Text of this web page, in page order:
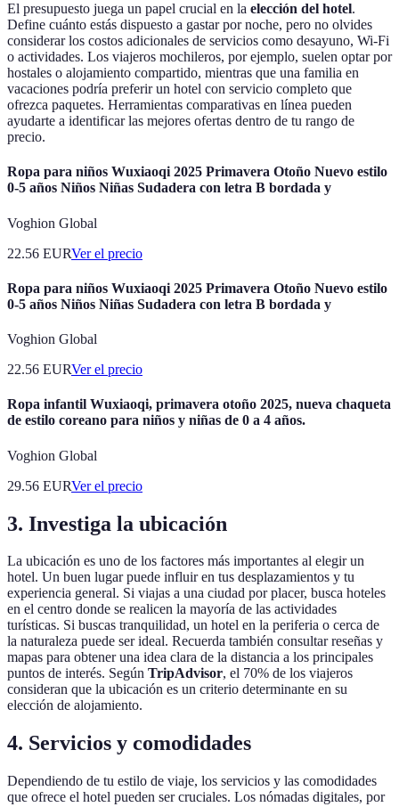
El presupuesto juega un papel crucial en la elección del hotel.
Define cuánto estás dispuesto a gastar por noche, pero no olvides
considerar los costos adicionales de servicios como desayuno, Wi-Fi
o actividades. Los viajeros mochileros, por ejemplo, suelen optar por
hostales o alojamiento compartido, mientras que una familia en
vacaciones podría preferir un hotel con servicio completo que
ofrezca paquetes. Herramientas comparativas en línea pueden
ayudarte a identificar las mejores ofertas dentro de tu rango de
precio.
Ropa para niños Wuxiaoqi 2025 Primavera Otoño Nuevo estilo
0-5 años Niños Niñas Sudadera con letra B bordada y
Voghion Global
22.56 EURVer el precio
Ropa para niños Wuxiaoqi 2025 Primavera Otoño Nuevo estilo
0-5 años Niños Niñas Sudadera con letra B bordada y
Voghion Global
22.56 EURVer el precio
Ropa infantil Wuxiaoqi, primavera otoño 2025, nueva chaqueta
de estilo coreano para niños y niñas de 0 a 4 años.
Voghion Global
29.56 EURVer el precio
3. Investiga la ubicación
La ubicación es uno de los factores más importantes al elegir un
hotel. Un buen lugar puede influir en tus desplazamientos y tu
experiencia general. Si viajas a una ciudad por placer, busca hoteles
en el centro donde se realicen la mayoría de las actividades
turísticas. Si buscas tranquilidad, un hotel en la periferia o cerca de
la naturaleza puede ser ideal. Recuerda también consultar reseñas y
mapas para obtener una idea clara de la distancia a los principales
puntos de interés. Según TripAdvisor, el 70% de los viajeros
consideran que la ubicación es un criterio determinante en su
elección de alojamiento.
4. Servicios y comodidades
Dependiendo de tu estilo de viaje, los servicios y las comodidades
que ofrece el hotel pueden ser cruciales. Los nómadas digitales, por